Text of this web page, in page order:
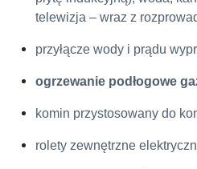
telewizja – wraz z
przyłącze wody i prądu
ogrzewanie podłogowe
komin przystosowany do
rolety zewnętrzne